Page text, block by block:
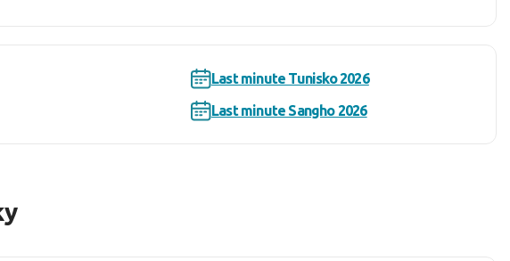
Last minute Tunisko 2026
Last minute Sangho 2026